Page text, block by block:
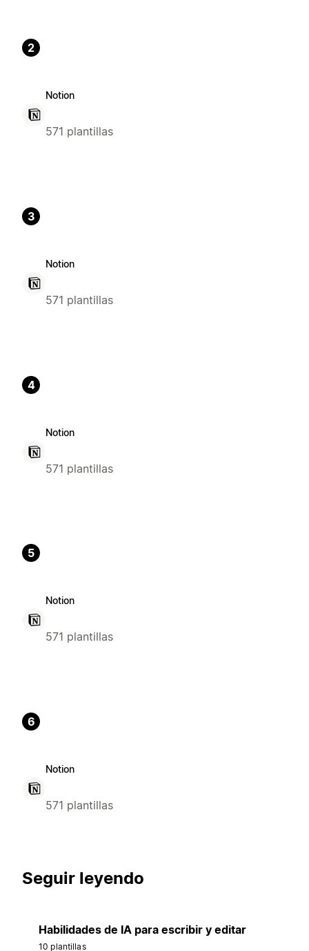
2
Notion
571 plantillas
3
Notion
571 plantillas
4
Notion
571 plantillas
5
Notion
571 plantillas
6
Notion
571 plantillas
Seguir leyendo
Habilidades de IA para escribir y editar
10 plantillas